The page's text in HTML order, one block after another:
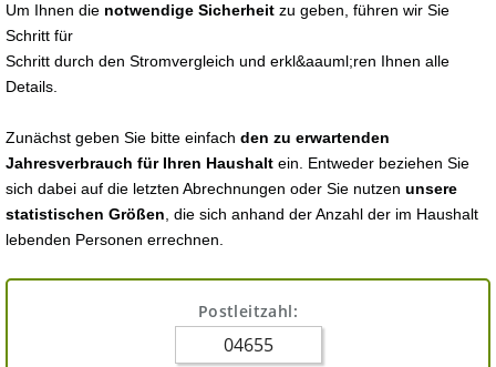
Um Ihnen die notwendige Sicherheit zu geben, führen wir Sie
Schritt für
Schritt durch den Stromvergleich und erkl&aauml;ren Ihnen alle
Details.
Zunächst geben Sie bitte einfach den zu erwartenden
Jahresverbrauch für Ihren Haushalt ein. Entweder beziehen Sie
sich dabei auf die letzten Abrechnungen oder Sie nutzen unsere
statistischen Größen , die sich anhand der Anzahl der im Haushalt
lebenden Personen errechnen.
Postleitzahl: